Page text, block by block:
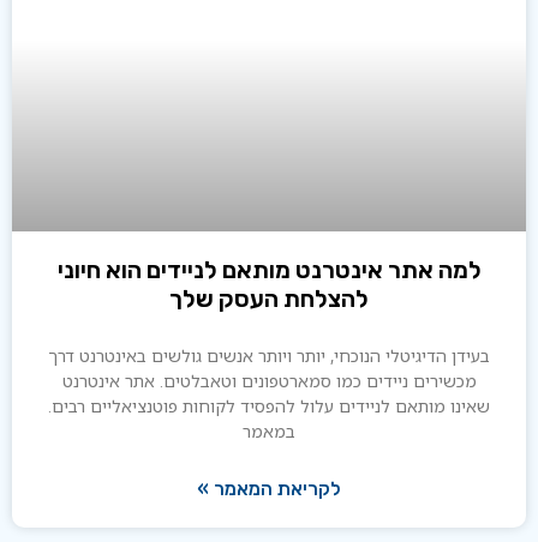
למה אתר אינטרנט מותאם לניידים הוא חיוני
להצלחת העסק שלך
הדיגיטלי הנוכחי, יותר ויותר אנשים גולשים באינטרנט דרך
מכשירים ניידים כמו סמארטפונים וטאבלטים. אתר אינטרנט
מותאם לניידים עלול להפסיד לקוחות פוטנציאליים רבים.
לקריאת המאמר »